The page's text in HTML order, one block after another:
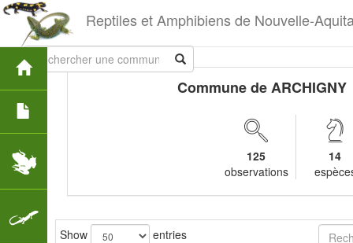
Reptiles et Amphibiens de Nouvelle-
Commune de ARCHIGNY
125
observations
14
Show entries